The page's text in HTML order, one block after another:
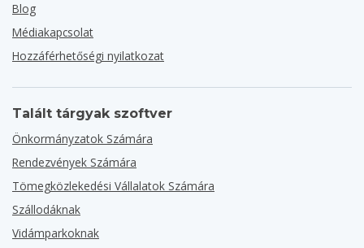
Blog
Médiakapcsolat
Hozzáférhetőségi nyilatkozat
Talált tárgyak szoftver
Önkormányzatok Számára
Rendezvények Számára
Tömegközlekedési Vállalatok Számára
Szállodáknak
Vidámparkoknak